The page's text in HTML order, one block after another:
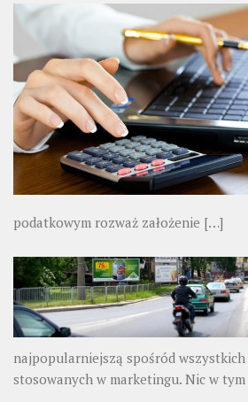
podatkowym rozważ założenie […]
najpopularniejszą spośród
stosowanych w marketingu. Nic w